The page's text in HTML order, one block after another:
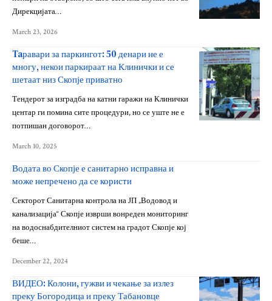
Дирекцијата…
March 23, 2026
Taравари за паркингот: 50 денари не е
многу, некои паркираат на Клинички и се
шетаат низ Скопје приватно
Тендерот за изградба на катни гаражи на Клинички
центар ги помина сите процедури, но се уште не е
потпишан договорот…
March 10, 2025
Водата во Скопје е санитарно исправна и
може непречено да се користи
Секторот Санитарна контрола на ЈП „Водовод и
канализација“ Скопје изврши вонреден мониторинг
на водоснабдителниот систем на градот Скопје кој
беше…
December 22, 2024
ВИДЕО: Колони, гужви и чекање за излез
преку Богородица и преку Табановце